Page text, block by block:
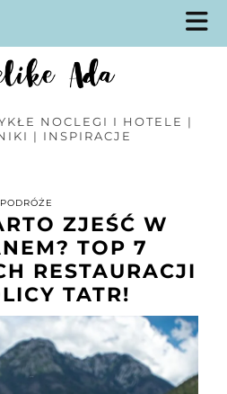
NOCLEGI I HOTELE |
| INSPIRACJE
PODRÓŻE
ZJEŚĆ W
TOP 7
RESTAURACJI
TATR!